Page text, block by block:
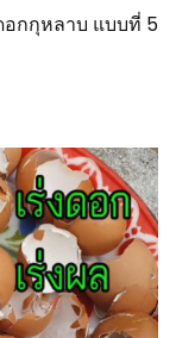
อกกุหลาบ แบบที่ 5